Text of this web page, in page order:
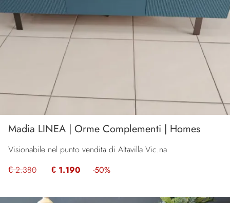
Madia LINEA | Orme Complementi | Homes
Visionabile nel punto vendita di Altavilla Vic.na
€ 2.380
€ 1.190 -50%